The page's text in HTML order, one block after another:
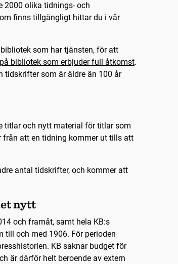
2000 olika tidnings- och
finns tillgängligt hittar du i vår
som har tjänsten, för att
bibliotek som erbjuder full åtkomst.
tidskrifter som är äldre än 100 år
titlar och nytt material för titlar som
att en tidning kommer ut tills att
antal tidskrifter, och kommer att
nytt
och framåt, samt hela KB:s
och med 1906. För perioden
KB saknar budget för
är därför helt beroende av extern